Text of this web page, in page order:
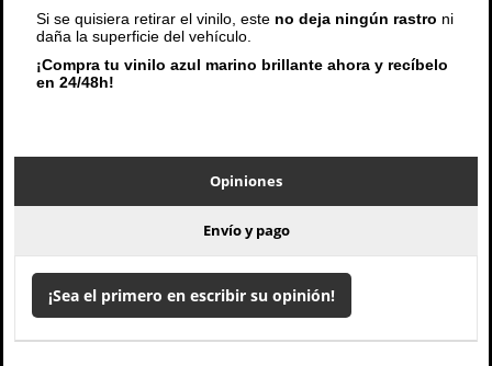
Si se quisiera retirar el vinilo, este no deja ningún rastro ni
daña la superficie del vehículo.
¡Compra tu vinilo azul marino brillante ahora y recíbelo
en 24/48h!
Opiniones
Envío y pago
¡Sea el primero en escribir su opinión!